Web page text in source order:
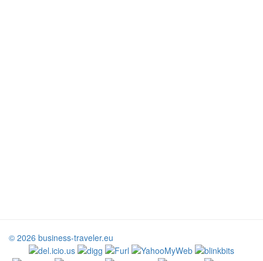
© 2026 business-traveler.eu